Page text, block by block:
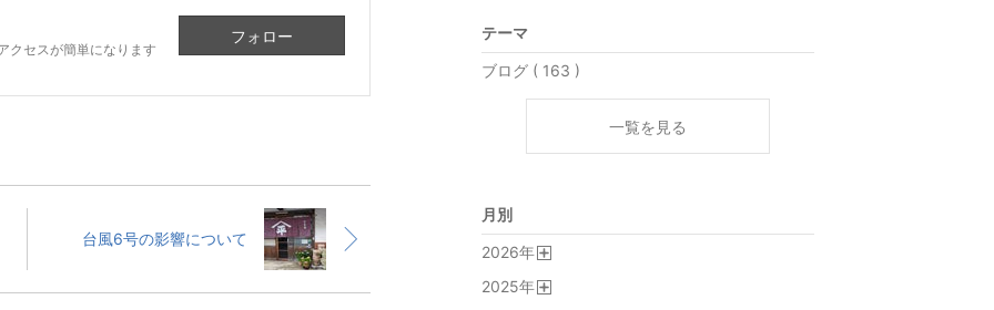
クセスが簡単になります
フォロー
台風6号の影響について
テーマ
ブログ ( 163 )
一覧を見る
月別
2026年
2025年